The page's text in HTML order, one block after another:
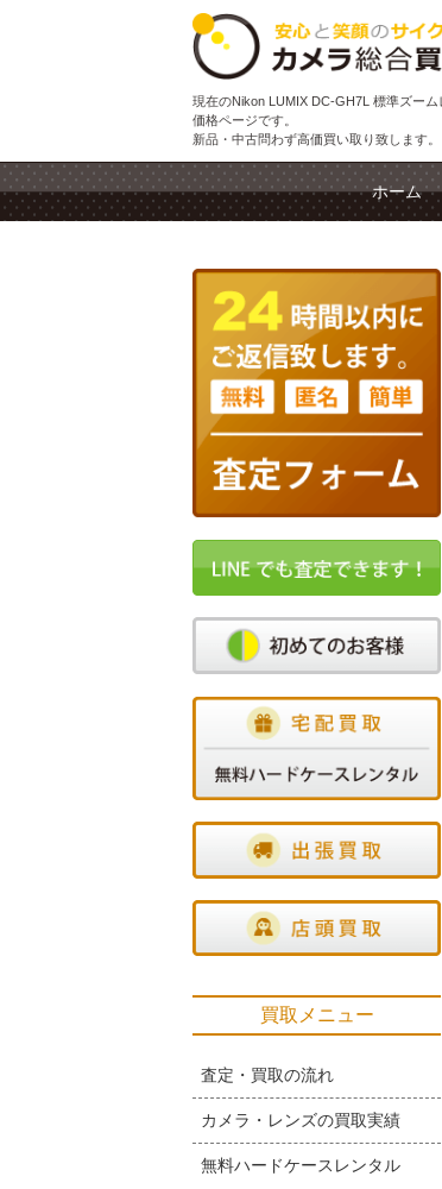
現在のNikon LUMIX DC-GH7L 標準ズー
価格ページです。
新品・中古問わず高価買い取り致します。
ホーム
買取メニュー
査定・買取の流れ
カメラ・レンズの買取実績
無料ハードケースレンタル